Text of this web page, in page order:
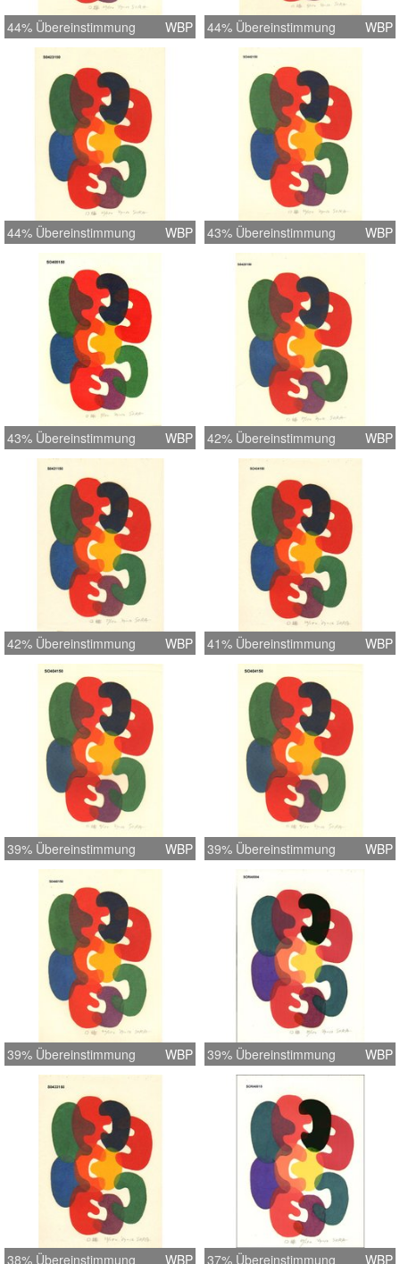
44% Übereinstimmung WBP 44% Übereinstimmung WBP
44% Übereinstimmung WBP 43% Übereinstimmung WBP
43% Übereinstimmung WBP 42% Übereinstimmung WBP
42% Übereinstimmung WBP 41% Übereinstimmung WBP
39% Übereinstimmung WBP 39% Übereinstimmung WBP
39% Übereinstimmung WBP 39% Übereinstimmung WBP
38% Übereinstimmung WBP 37% Übereinstimmung WBP